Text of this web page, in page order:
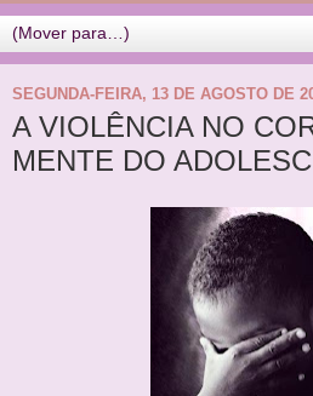
SEGUNDA-FEIRA, 13 DE AGOSTO DE
A VIOLÊNCIA NO
MENTE DO